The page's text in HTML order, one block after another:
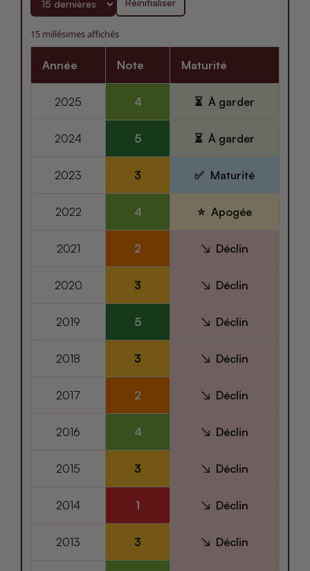
Réinitialiser
15 millésimes affichés
Année Note Maturité
2025 4 À garder
2024 5 À garder
2023 3 Maturité
2022 4 Apogée
2021 2 Déclin
2020 3 Déclin
2019 5 Déclin
2018 3 Déclin
2017 2 Déclin
2016 4 Déclin
2015 3 Déclin
2014 1 Déclin
2013 3 Déclin